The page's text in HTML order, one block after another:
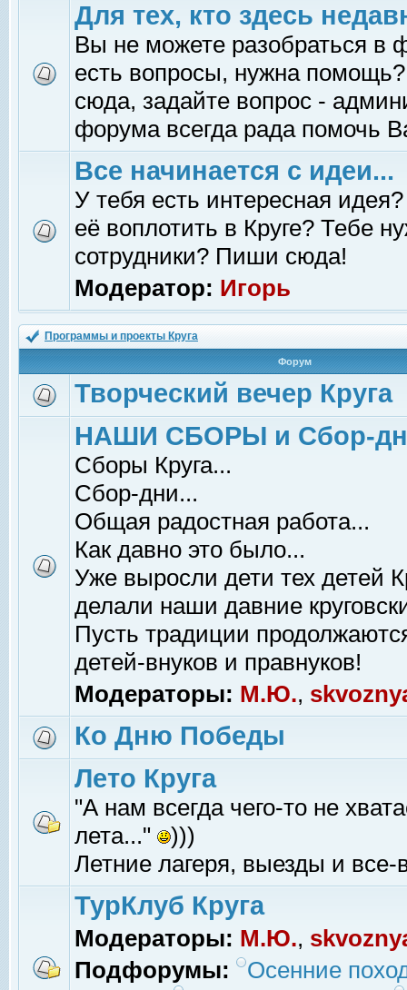
Для тех, кто здесь
Вы не можете разобраться в
есть вопросы, нужна помощь?
сюда, задайте вопрос -
форума всегда рада помочь
Все начинается с идеи...
У тебя есть интересная
её воплотить в Круге? Тебе
сотрудники? Пиши сюда!
Модератор: Игорь
Программы и проекты Круга
Форум
Творческий вечер Круга
НАШИ СБОРЫ и Сбор-
Сборы Круга...
Сбор-дни...
Общая радостная работа...
Как давно это было...
Уже выросли дети тех детей
делали наши давние
Пусть традиции
детей-внуков и правнуков!
Модераторы: М.Ю.,
Ко Дню Победы
Лето Круга
"А нам всегда чего-то не
лета..."
)))
Летние лагеря, выезды и все-
ТурКлуб Круга
Модераторы: М.Ю.,
Подфорумы:
Осенние